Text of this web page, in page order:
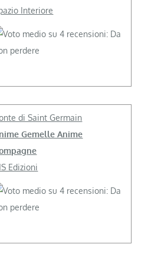
Interiore
di Saint Germain
Gemelle Anime
Edizioni